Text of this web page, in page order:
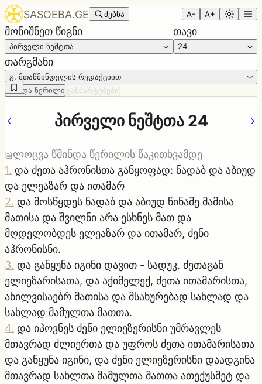
SASOEBA.GE ძებნა A- A+
მონიშნეთ წიგნი
პირველი ნეშტთა
თავი
24
თარგმანი
გ. მთაწმინდელის რედაქციით
წმინდა წერილი განმარტებები
პირველი ნეშტთა 24
ლოცვა წმინდა წერილის წაკითხვამდე
1. და ძეთა აჰრონისთა განყოფად: ნადაბ და აბიუდ
და ელეაზარ და ითამარ
2. და მოსწყდეს ნადაბ და აბიუდ წინაშე მამისა
მათისა და შვილნი არა ესხნეს მათ და
მღდელობდეს ელეაზარ და ითამარ, ძენი
აჰრონისნი.
3. და განყუნა იგინი დავით - სადუკ. ძეთაგან
ელიეზარისათა, და აქიმელექ, ძეთა ითამარისთა,
ახილვისაებრ მათისა და მსახურებად სახლად და
სახლად მამულთა მათთა.
4. და იპოვნეს ძენი ელიეზერისნი უმრავლეს
მთავრად ძლიერთა და უფროს ძეთა ითამარისათა
და განყუნა იგინი, და ძენი ელიეზერისნი დაადგინა
მთავრად სახლთა მამულთა მათთა ათექუსმეტ და